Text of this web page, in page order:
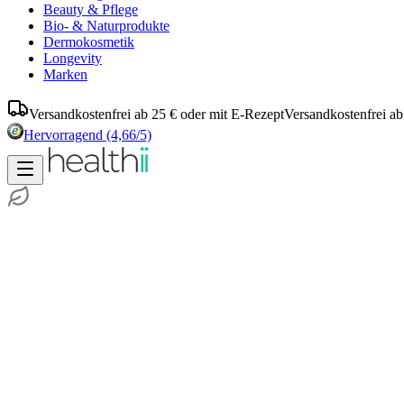
Beauty & Pflege
Bio- & Naturprodukte
Dermokosmetik
Longevity
Marken
Versandkostenfrei ab 25 € oder mit E-RezeptVersandkostenfrei
Hervorragend (4,66/5)